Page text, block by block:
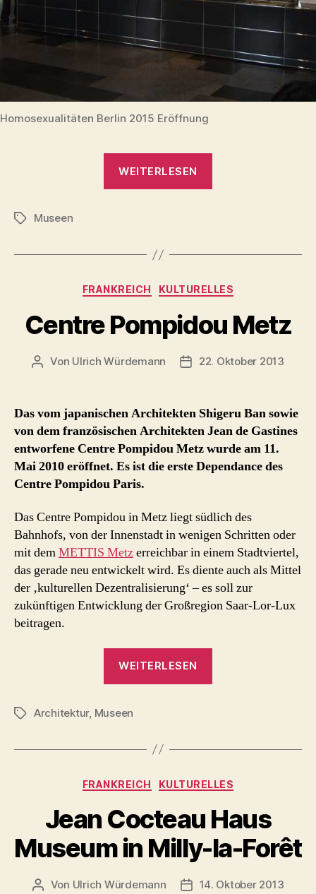
Homosexualitäten Berlin 2015 Eröffnung
WEITERLESEN
24.6.2015“
Schlagwörter
Museen
Kategorien
FRANKREICH KULTURELLES
Centre Pompidou Metz
Beitragsautor
Von Ulrich Würdemann Beitragsdatum
22. Oktober 2013
Das vom japanischen Architekten Shigeru Ban sowie
von dem französischen Architekten Jean de Gastines
entworfene Centre Pompidou Metz wurde am 11.
Mai 2010 eröffnet. Es ist die erste Dependance des
Centre Pompidou Paris.
Das Centre Pompidou in Metz liegt südlich des
Bahnhofs, von der Innenstadt in wenigen Schritten oder
mit demMETTIS Metzerreichbar in einem Stadtviertel,
das gerade neu entwickelt wird. Es diente auch als Mittel
der ‚kulturellen Dezentralisierung‘ – es soll zur
zukünftigen Entwicklung der Großregion Saar-Lor-Lux
beitragen.
WEITERLESEN
Schlagwörter
Architektur, Museen
Kategorien
FRANKREICH KULTURELLES
Jean Cocteau Haus
Museum in Milly-la-Forêt
Beitragsautor
Von Ulrich Würdemann Beitragsdatum
14. Oktober 2013